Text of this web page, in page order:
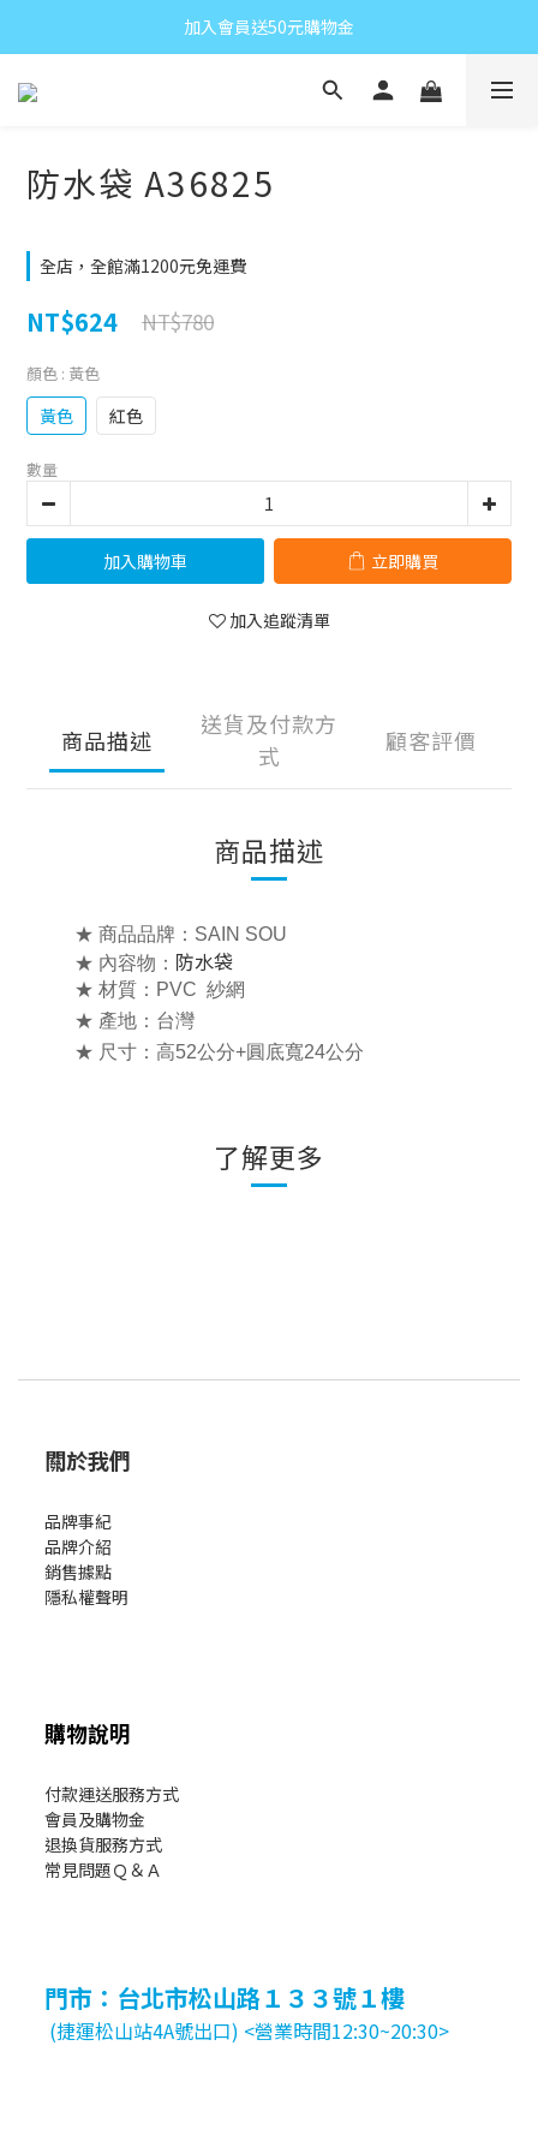
加入會員送50元購物金
防水袋 A36825
全店，全館滿1200元免運費
NT$624 NT$780
顏色 : 黃色
黃色 紅色
數量
加入購物車 立即購買
加入追蹤清單
商品描述
送貨及付款方
式
顧客評價
商品描述
★ 商品品牌：SAIN SOU
★ 內容物： 防水袋
★ 材質：PVC 紗網
★ 產地：台灣
★ 尺寸：高52公分+圓底寬24公分
了解更多
關於我們
品牌事紀
品牌介紹
銷售據點
隱私權聲明
購物說明
付款運送服務方式
會員及購物金
退換貨服務方式
常見問題Ｑ＆Ａ
門市：台北市松山路１３３號１樓
(捷運松山站4A號出口) <營業時間12:30~20:30>